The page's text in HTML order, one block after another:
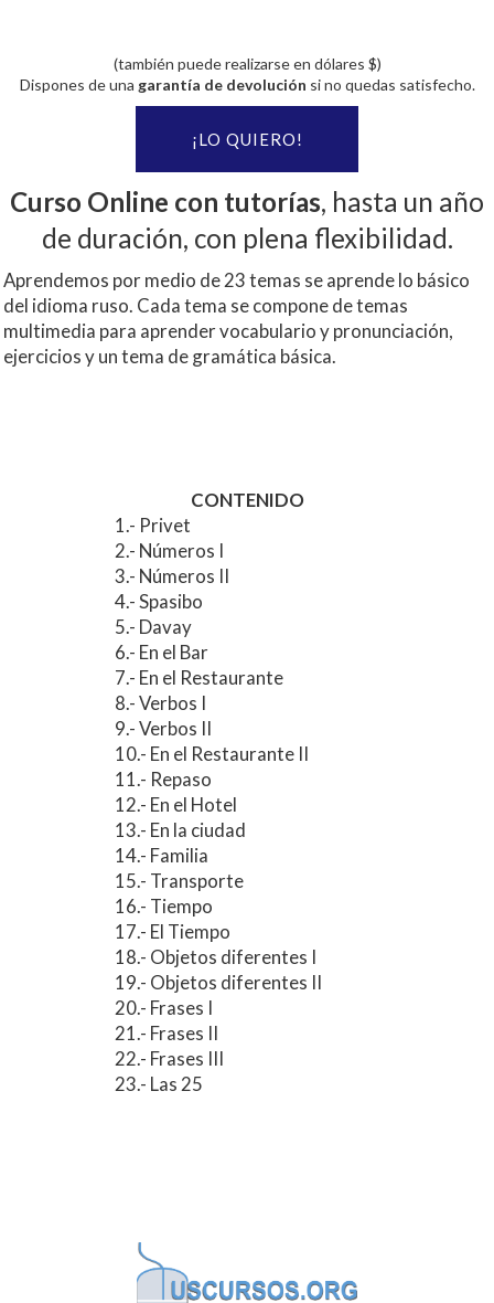
(también puede realizarse en dólares $)
Dispones de una garantía de devolución si no quedas satisfecho.
¡LO QUIERO!
Curso Online con tutorías, hasta un año
de duración, con plena flexibilidad.
Aprendemos por medio de 23 temas se aprende lo básico
del idioma ruso. Cada tema se compone de temas
multimedia para aprender vocabulario y pronunciación,
ejercicios y un tema de gramática básica.
CONTENIDO
1.- Privet
2.- Números I
3.- Números II
4.- Spasibo
5.- Davay
6.- En el Bar
7.- En el Restaurante
8.- Verbos I
9.- Verbos II
10.- En el Restaurante II
11.- Repaso
12.- En el Hotel
13.- En la ciudad
14.- Familia
15.- Transporte
16.- Tiempo
17.- El Tiempo
18.- Objetos diferentes I
19.- Objetos diferentes II
20.- Frases I
21.- Frases II
22.- Frases III
23.- Las 25